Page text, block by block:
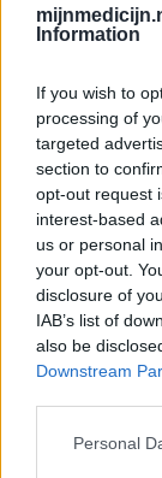
Information
If you wish to
processing of
targeted
section to
opt-out request
interest-based
us or personal
your opt-out.
disclosure of
IAB’s list of
also be
Downstream
Personal
allergische
Ik ben
bijwerkingen.
reactie had
allergische
voelen. Had al
heftig reageer
toen i [lees
geef mening
17-02-2025 |